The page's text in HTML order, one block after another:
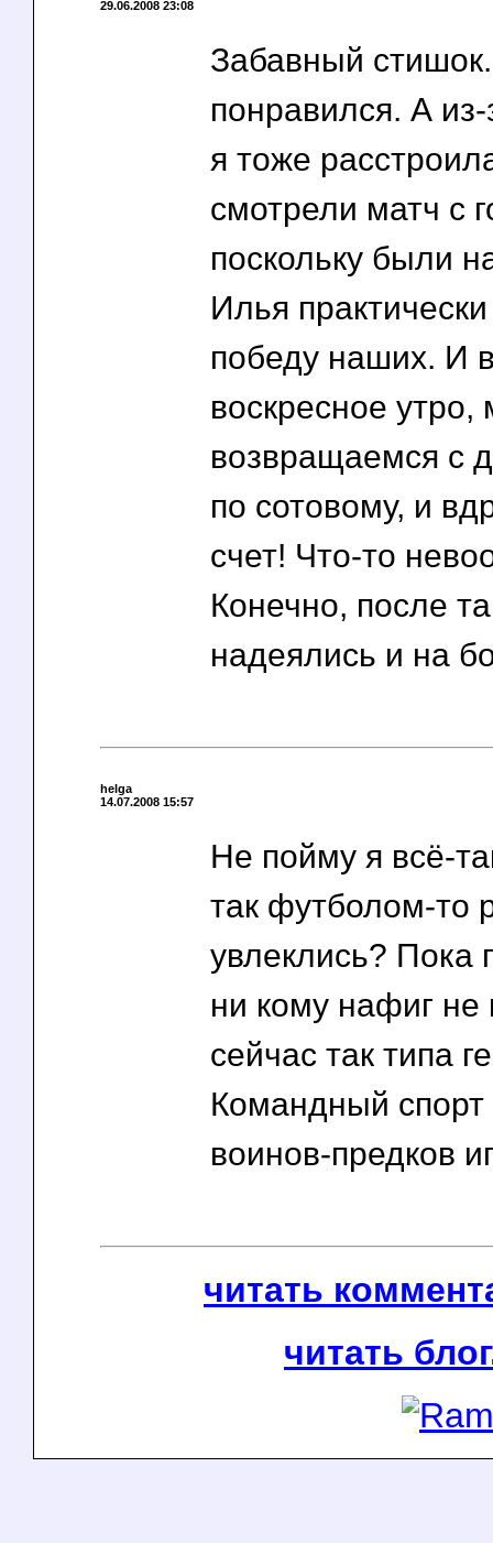
29.06.2008 23:08
Забавный
понравился. А
я тоже
смотрели матч с
поскольку были
Илья
победу наших. И
воскресное утро,
возвращаемся с
по сотовому, и
счет! Что-то
Конечно, после
надеялись и на
helga
14.07.2008 15:57
Не пойму я всё-
так футболом-то
увлеклись? Пока
ни кому нафиг
сейчас так типа
Командный спорт
воинов-предков
читать
читать